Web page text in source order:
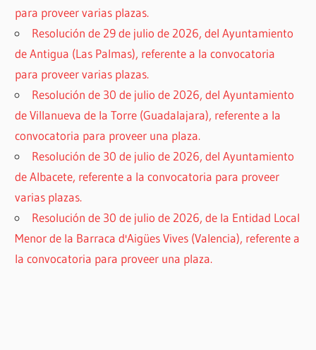
para proveer varias plazas.
Resolución de 29 de julio de 2026, del Ayuntamiento
de Antigua (Las Palmas), referente a la convocatoria
para proveer varias plazas.
Resolución de 30 de julio de 2026, del Ayuntamiento
de Villanueva de la Torre (Guadalajara), referente a la
convocatoria para proveer una plaza.
Resolución de 30 de julio de 2026, del Ayuntamiento
de Albacete, referente a la convocatoria para proveer
varias plazas.
Resolución de 30 de julio de 2026, de la Entidad Local
Menor de la Barraca d'Aigües Vives (Valencia), referente a
la convocatoria para proveer una plaza.